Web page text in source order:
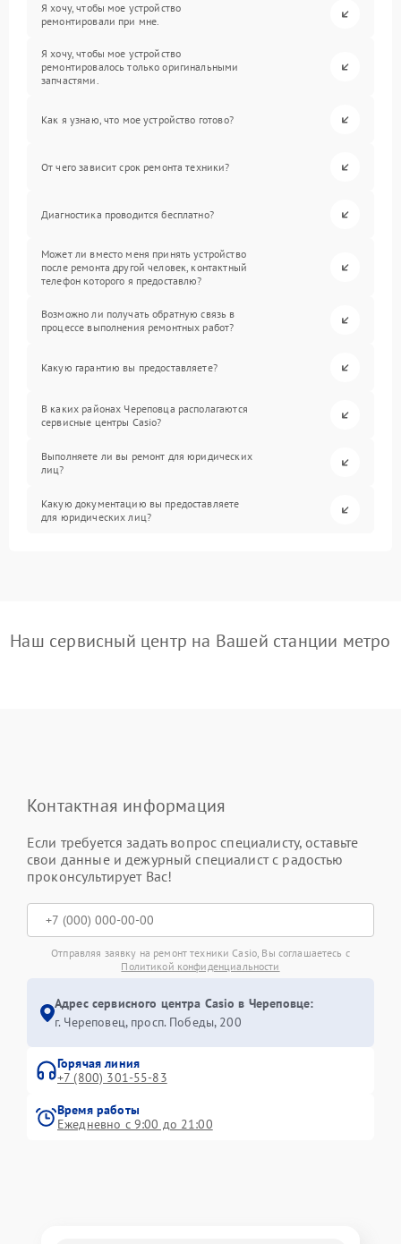
Я хочу, чтобы мое устройство
ремонтировали при мне.
Я хочу, чтобы мое устройство
ремонтировалось только оригинальными
запчастями.
Как я узнаю, что мое устройство готово?
От чего зависит срок ремонта техники?
Диагностика проводится бесплатно?
Может ли вместо меня принять устройство
после ремонта другой человек, контактный
телефон которого я предоставлю?
Возможно ли получать обратную связь в
процессе выполнения ремонтных работ?
Какую гарантию вы предоставляете?
В каких районах Череповца располагаются
сервисные центры Casio?
Выполняете ли вы ремонт для юридических
лиц?
Какую документацию вы предоставляете
для юридических лиц?
Наш сервисный центр на Вашей станции метро
Контактная информация
Если требуется задать вопрос специалисту, оставьте
свои данные и дежурный специалист с радостью
проконсультирует Вас!
Отправляя заявку на ремонт техники Casio, Вы соглашаетесь с
Политикой конфиденциальности
Адрес сервисного центра Casio в Череповце:
г. Череповец, просп. Победы, 200
Горячая линия
+7 (800) 301-55-83
Время работы
Ежедневно с 9:00 до 21:00